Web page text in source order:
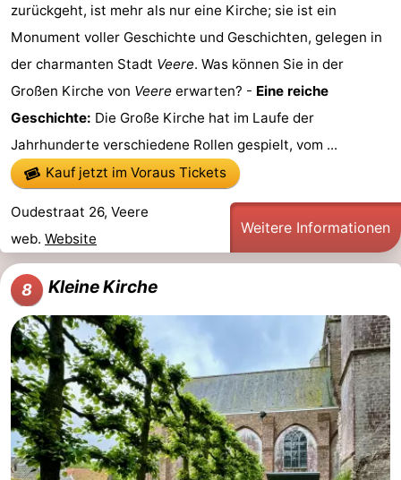
zurückgeht, ist mehr als nur eine Kirche; sie ist ein
Monument voller Geschichte und Geschichten, gelegen in
der charmanten Stadt Veere. Was können Sie in der
Großen Kirche von Veere erwarten? - Eine reiche
Geschichte: Die Große Kirche hat im Laufe der
Jahrhunderte verschiedene Rollen gespielt, vom ...
Kauf jetzt im Voraus Tickets
Oudestraat 26, Veere
web. Website
Weitere Informationen
8 Kleine Kirche